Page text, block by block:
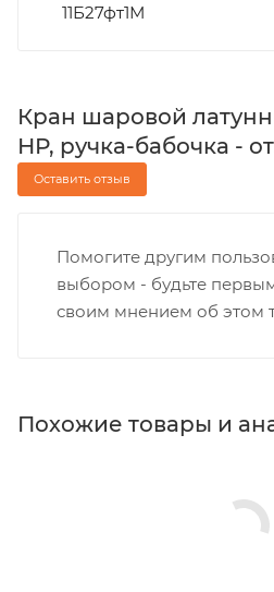
11Б27фт1М
Кран шаровой
НР, ручка-бабочка -
Оставить отзыв
Помогите другим
выбором - будьте
своим мнением об этом
Похожие товары и